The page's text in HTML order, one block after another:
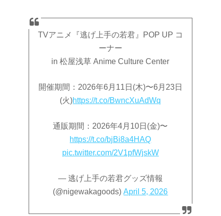
TVアニメ『逃げ上手の若君』POP UP コ
ーナー
in 松屋浅草 Anime Culture Center
開催期間：2026年6月11日(木)〜6月23日
(火)https://t.co/BwncXuAdWq
通販期間：2026年4月10日(金)〜
https://t.co/bjBi8a4HAQ
pic.twitter.com/2V1pfWjskW
— 逃げ上手の若君グッズ情報
(@nigewakagoods)April 5, 2026